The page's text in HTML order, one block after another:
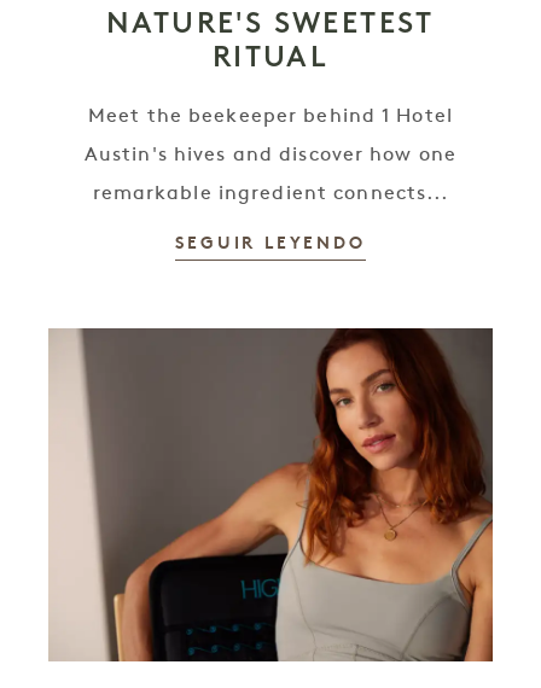
NATURE'S SWEETEST
RITUAL
Meet the beekeeper behind 1 Hotel
Austin's hives and discover how one
remarkable ingredient connects...
SEGUIR LEYENDO